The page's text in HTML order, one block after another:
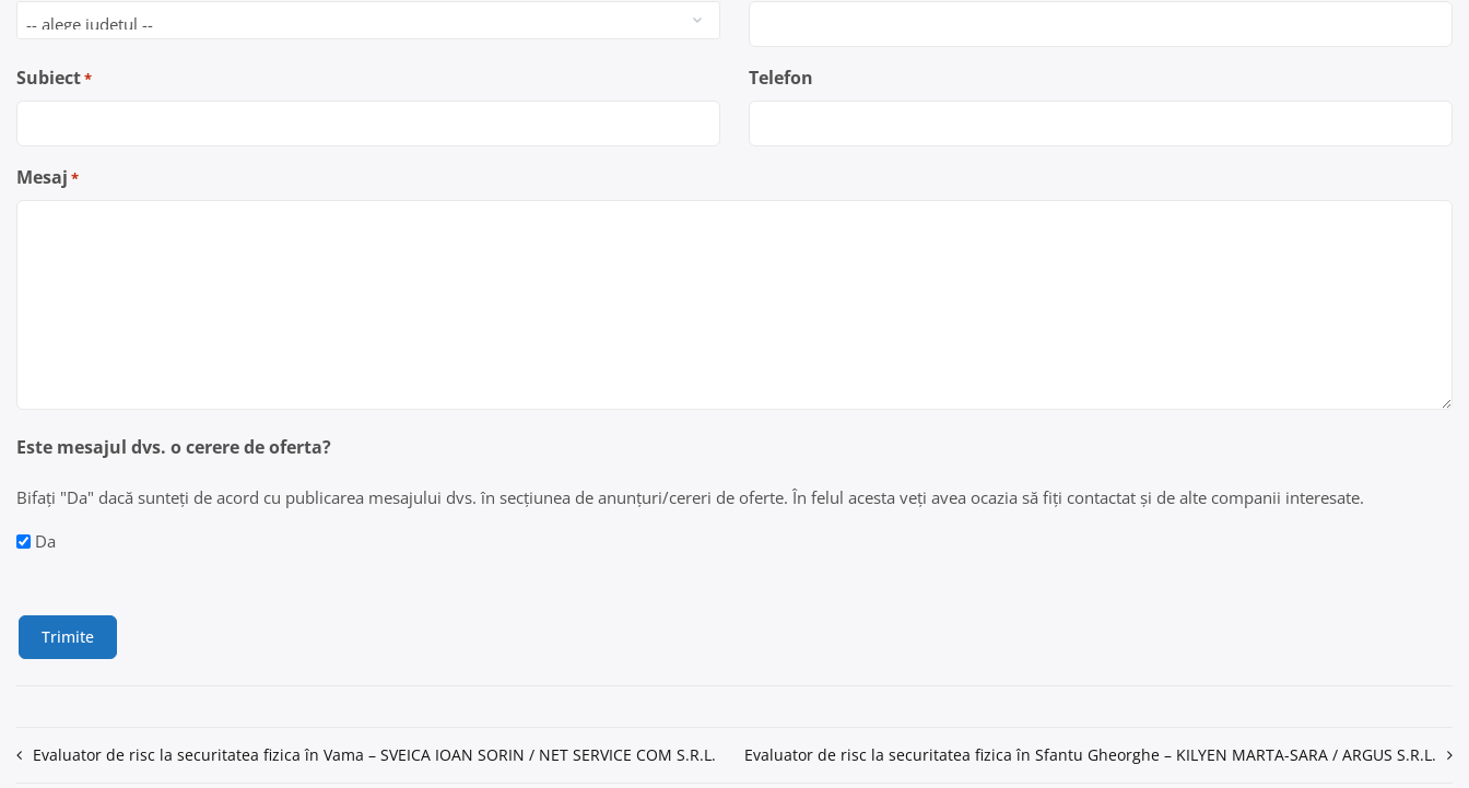
Subiect* Telefon
Mesaj *
Este mesajul dvs. o cerere de oferta?
Bifați "Da" dacă sunteți de acord cu publicarea mesajului dvs. în secțiunea de anunțuri/cereri de oferte. În felul acesta veți avea ocazia să fiți contactat și de alte companii interesate.
Da
Navigare
Evaluator de risc la securitatea fizica în Vama – SVEICA IOAN SORIN / NET SERVICE COM S.R.L. Evaluator de risc la securitatea fizica în Sfantu Gheorghe – KILYEN MARTA-SARA / ARGUS S.R.L.